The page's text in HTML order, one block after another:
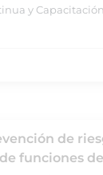
y
de
funciones